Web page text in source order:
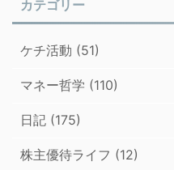
カテゴリー
ケチ活動 (51)
マネー哲学 (110)
日記 (175)
株主優待ライフ (12)